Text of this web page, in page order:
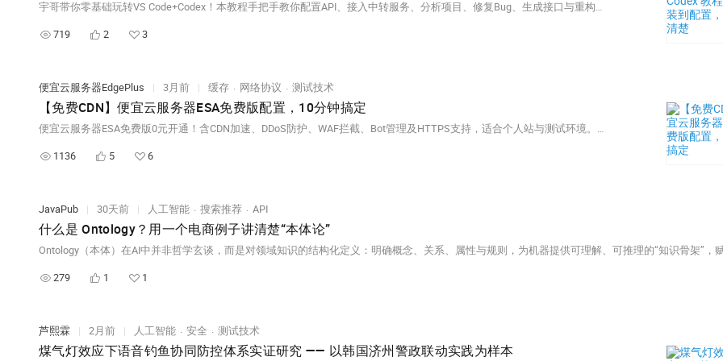
宇哥带你零基础玩转VS Code+Codex！本教程手把手教你配置API、接入中转服务、分析项目、修复Bug、生成接口与重构代码，安全高效提升开发效率。（238字）
719 2 3
便宜云服务器EdgePlus | 3月前 | 缓存 网络协议 测试技术
【免费CDN】便宜云服务器ESA免费版配置，10分钟搞定
便宜云服务器ESA免费版0元开通！含CDN加速、DDoS防护、WAF拦截、Bot管理及HTTPS支持，适合个人站与测试环境。6步完成：领额度→加站点→选免费版→配源站→改DNS→验证生效，全程无需付费。
1136 5 6
JavaPub | 30天前 | 人工智能 搜索推荐 API
什么是 Ontology？用一个电商例子讲清楚“本体论”
279 1 1
芦熙霖 | 2月前 | 人工智能 安全 测试技术
煤气灯效应下语音钓鱼协同防控体系实证研究 —— 以韩国济州警政联动实践为样本